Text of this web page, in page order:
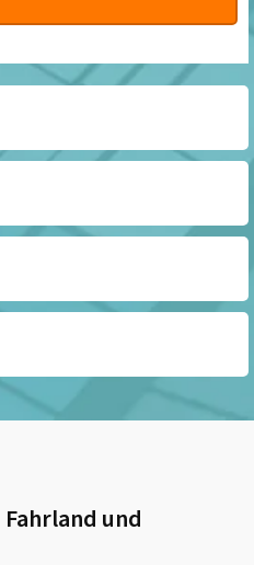
Fahrland und